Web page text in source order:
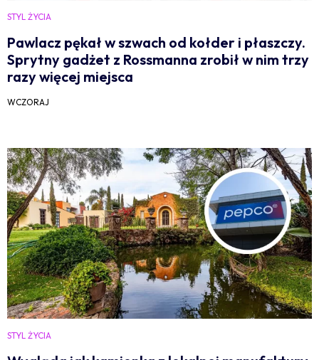
STYL ŻYCIA
Pawlacz pękał w szwach od kołder i płaszczy.
Sprytny gadżet z Rossmanna zrobił w nim trzy
razy więcej miejsca
WCZORAJ
STYL ŻYCIA